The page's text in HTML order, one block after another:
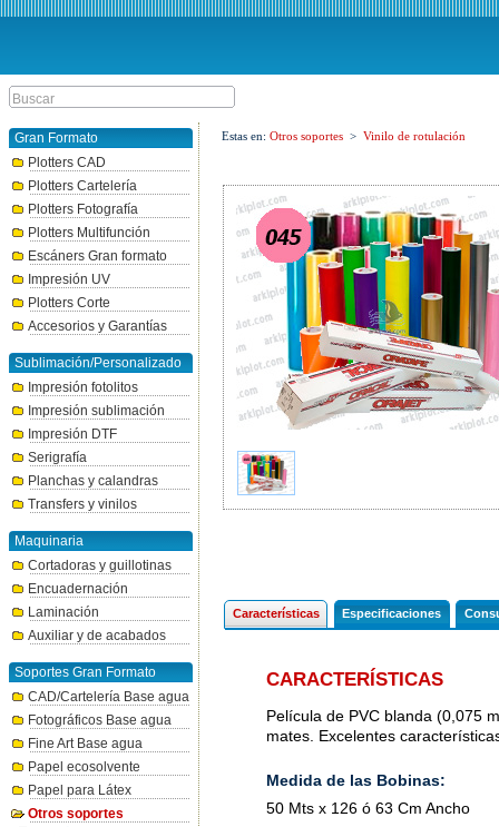
Gran Formato
Plotters CAD
Plotters Cartelería
Plotters Fotografía
Plotters Multifunción
Escáners Gran formato
Impresión UV
Plotters Corte
Accesorios y Garantías
Sublimación/Personalizado
Impresión fotolitos
Impresión sublimación
Impresión DTF
Serigrafía
Planchas y calandras
Transfers y vinilos
Maquinaria
Cortadoras y guillotinas
Encuadernación
Laminación
Auxiliar y de acabados
Soportes Gran Formato
CAD/Cartelería Base agua
Fotográficos Base agua
Fine Art Base agua
Papel ecosolvente
Papel para Látex
Otros soportes
Estas en: Otros soportes > Vinilo de rotulación
Características Especificaciones
CARACTERÍSTICAS
Película de PVC blanda (0,075
mates. Excelentes
Medida de las Bobinas:
50 Mts x 126 ó 63 Cm Ancho